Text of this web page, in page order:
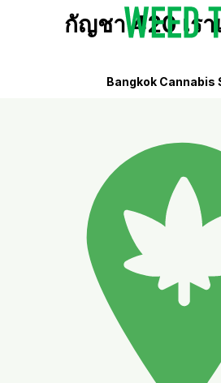
กัญชา 420 เร
Bangkok Cannabis